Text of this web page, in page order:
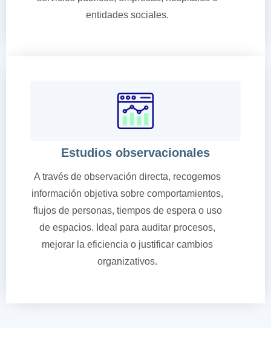
entidades sociales.
Estudios observacionales
A través de observación directa, recogemos
información objetiva sobre comportamientos,
flujos de personas, tiempos de espera o uso
de espacios. Ideal para auditar procesos,
mejorar la eficiencia o justificar cambios
organizativos.